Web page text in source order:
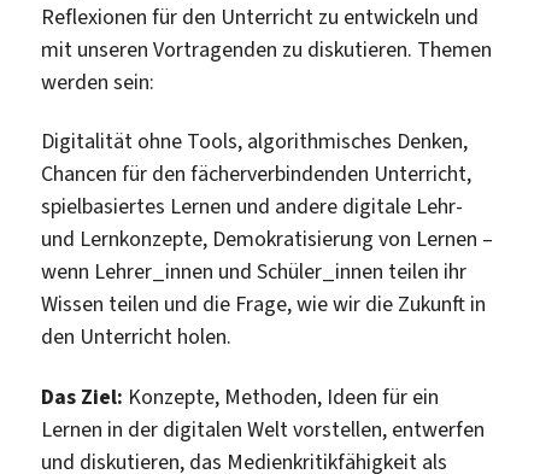
Reflexionen für den Unterricht zu entwickeln und
mit unseren Vortragenden zu diskutieren. Themen
werden sein:
Digitalität ohne Tools, algorithmisches Denken,
Chancen für den fächerverbindenden Unterricht,
spielbasiertes Lernen und andere digitale Lehr-
und Lernkonzepte, Demokratisierung von Lernen –
wenn Lehrer_innen und Schüler_innen teilen ihr
Wissen teilen und die Frage, wie wir die Zukunft in
den Unterricht holen.
Das Ziel: Konzepte, Methoden, Ideen für ein
Lernen in der digitalen Welt vorstellen, entwerfen
und diskutieren, das Medienkritikfähigkeit als